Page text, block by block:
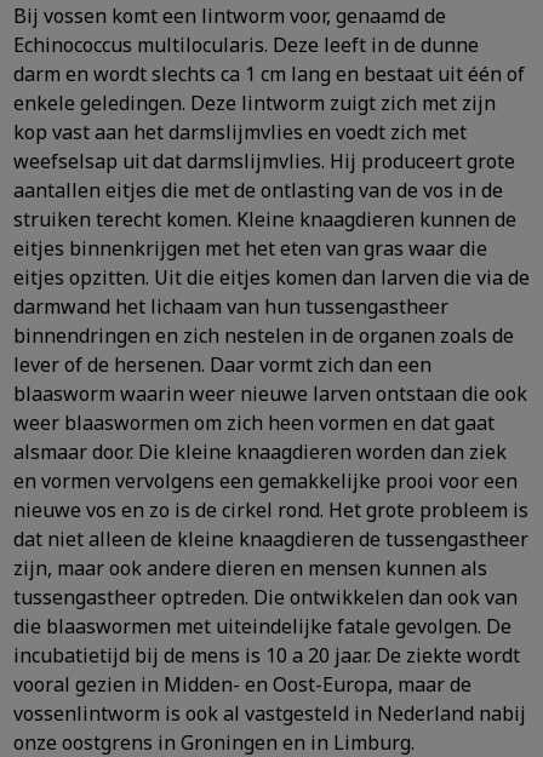
Bij vossen komt een lintworm voor, genaamd de
Echinococcus multilocularis. Deze leeft in de dunne
darm en wordt slechts ca 1 cm lang en bestaat uit één of
enkele geledingen. Deze lintworm zuigt zich met zijn
kop vast aan het darmslijmvlies en voedt zich met
weefselsap uit dat darmslijmvlies. Hij produceert grote
aantallen eitjes die met de ontlasting van de vos in de
struiken terecht komen. Kleine knaagdieren kunnen de
eitjes binnenkrijgen met het eten van gras waar die
eitjes opzitten. Uit die eitjes komen dan larven die via de
darmwand het lichaam van hun tussengastheer
binnendringen en zich nestelen in de organen zoals de
lever of de hersenen. Daar vormt zich dan een
blaasworm waarin weer nieuwe larven ontstaan die ook
weer blaaswormen om zich heen vormen en dat gaat
alsmaar door. Die kleine knaagdieren worden dan ziek
en vormen vervolgens een gemakkelijke prooi voor een
nieuwe vos en zo is de cirkel rond. Het grote probleem is
dat niet alleen de kleine knaagdieren de tussengastheer
zijn, maar ook andere dieren en mensen kunnen als
tussengastheer optreden. Die ontwikkelen dan ook van
die blaaswormen met uiteindelijke fatale gevolgen. De
incubatietijd bij de mens is 10 a 20 jaar. De ziekte wordt
vooral gezien in Midden- en Oost-Europa, maar de
vossenlintworm is ook al vastgesteld in Nederland nabij
onze oostgrens in Groningen en in Limburg.